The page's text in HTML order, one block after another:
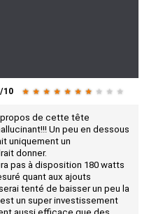
/10 ★ ★ ★ ★ ★ ★ ★ ★ ★ ★
de cette tête
Un peu en dessous
uniquement un
donner.
pas à disposition 180 watts
quant aux ajouts
tenté de baisser un peu la
un super investissement